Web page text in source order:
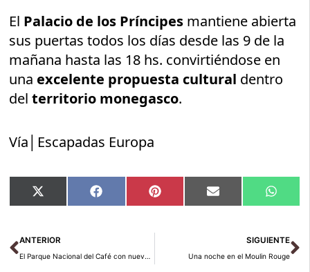
El Palacio de los Príncipes mantiene abierta
sus puertas todos los días desde las 9 de la
mañana hasta las 18 hs. convirtiéndose en
una excelente propuesta cultural dentro
del territorio monegasco.
Vía│Escapadas Europa
Compartir
en
X
(Twitter)
Compartir
en
Facebook Compartir
en
Pinterest Compartir
en
Email
en
Ant
ANTERIOR
El Parque Nacional del Café con nuevas atracciones en el 2009
SIGUIENTE
Una noche en el Moulin Rouge